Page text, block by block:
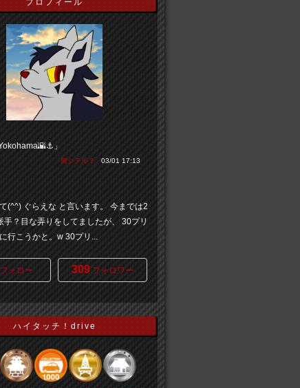
プロフィール
」
何シテル？ 03/01 17:13
(^^) ぐらえな と言います。 今までは2
手？目な弄りをしてましたが、 30プリ
行こうかと。w 30プリ...
フォロー 309 フォロワー
ハイタッチ！drive